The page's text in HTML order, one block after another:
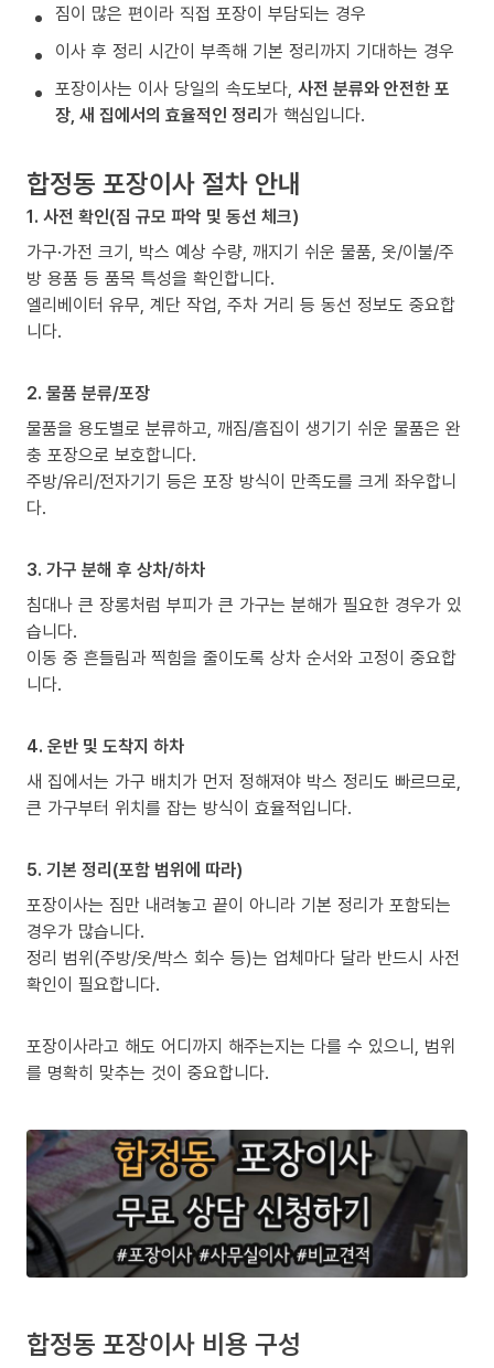
짐이 많은 편이라 직접 포장이 부담되는 경우
이사 후 정리 시간이 부족해 기본 정리까지 기대하는 경우
포장이사는 이사 당일의 속도보다, 사전 분류와 안전한 포
장, 새 집에서의 효율적인 정리가 핵심입니다.
합정동 포장이사 절차 안내
1. 사전 확인(짐 규모 파악 및 동선 체크)
가구·가전 크기, 박스 예상 수량, 깨지기 쉬운 물품, 옷/이불/주
방 용품 등 품목 특성을 확인합니다.
엘리베이터 유무, 계단 작업, 주차 거리 등 동선 정보도 중요합
니다.
2. 물품 분류/포장
물품을 용도별로 분류하고, 깨짐/흠집이 생기기 쉬운 물품은 완
충 포장으로 보호합니다.
주방/유리/전자기기 등은 포장 방식이 만족도를 크게 좌우합니
다.
3. 가구 분해 후 상차/하차
침대나 큰 장롱처럼 부피가 큰 가구는 분해가 필요한 경우가 있
습니다.
이동 중 흔들림과 찍힘을 줄이도록 상차 순서와 고정이 중요합
니다.
4. 운반 및 도착지 하차
새 집에서는 가구 배치가 먼저 정해져야 박스 정리도 빠르므로,
큰 가구부터 위치를 잡는 방식이 효율적입니다.
5. 기본 정리(포함 범위에 따라)
포장이사는 짐만 내려놓고 끝이 아니라 기본 정리가 포함되는
경우가 많습니다.
정리 범위(주방/옷/박스 회수 등)는 업체마다 달라 반드시 사전
확인이 필요합니다.
포장이사라고 해도 어디까지 해주는지는 다를 수 있으니, 범위
를 명확히 맞추는 것이 중요합니다.
합정동 포장이사 비용 구성